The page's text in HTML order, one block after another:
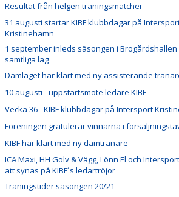
Resultat från helgen träningsmatcher
31 augusti startar KIBF klubbdagar på
Kristinehamn
1 september inleds säsongen i
samtliga lag
Damlaget har klart med ny assisterande
10 augusti - uppstartsmöte ledare KIBF
Vecka 36 - KIBF klubbdagar på Intersport
Föreningen gratulerar vinnarna i
KIBF har klart med ny damtränare
ICA Maxi, HH Golv & Vägg, Lönn El och
att synas på KIBF´s ledartröjor
Träningstider säsongen 20/21